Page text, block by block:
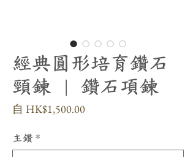
經典圓形培育鑽石
頸鍊 | 鑽石項鍊
自 HK$1,500.00促
格
主鑽 *